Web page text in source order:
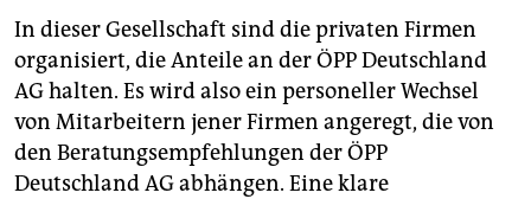
In dieser Gesellschaft sind die privaten Firmen
organisiert, die Anteile an der ÖPP Deutschland
AG halten. Es wird also ein personeller Wechsel
von Mitarbeitern jener Firmen angeregt, die von
den Beratungsempfehlungen der ÖPP
Deutschland AG abhängen. Eine klare